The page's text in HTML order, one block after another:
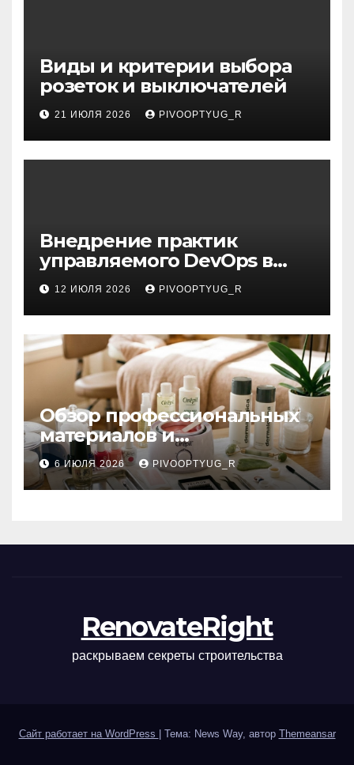
Виды и критерии выбора
розеток и выключателей
21 ИЮЛЯ 2026 PIVOOPTYUG_R
Внедрение практик
управляемого DevOps в
корпоративную ИТ-
инфраструктуру
12 ИЮЛЯ 2026 PIVOOPTYUG_R
Обзор профессиональных
материалов и
инструментов для
маникюра, депиляции,
наращивания ресниц и
6 ИЮЛЯ 2026 PIVOOPTYUG_R
RenovateRight
раскрываем секреты строительства
Сайт работает на WordPress Тема: News Way, автор Themeansar